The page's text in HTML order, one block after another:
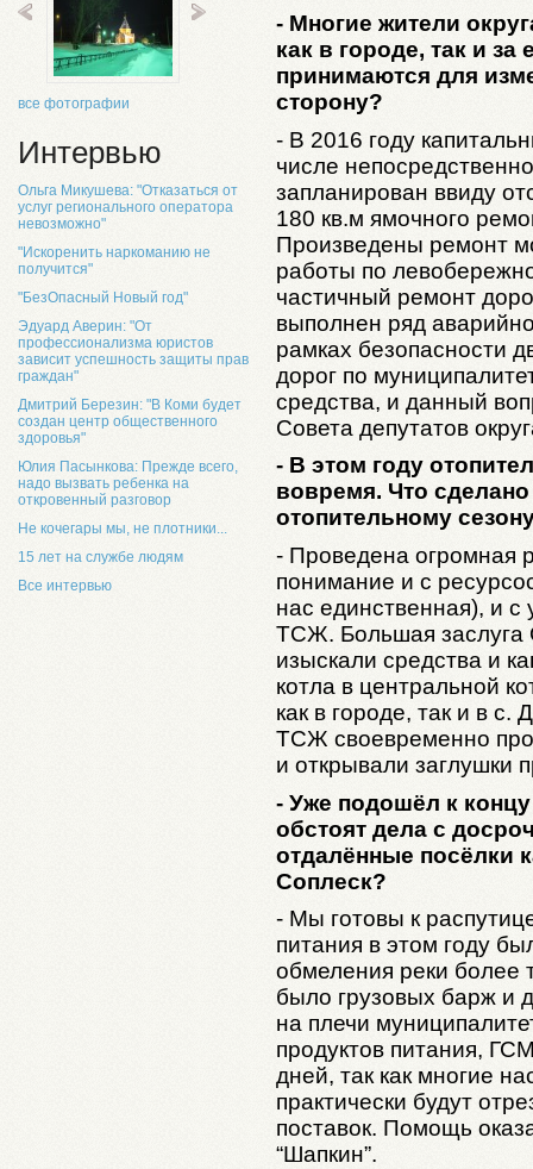
все фотографии
Интервью
Ольга Микушева: "Отказаться от
услуг регионального оператора
невозможно"
"Искоренить наркоманию не
получится"
"БезОпасный Новый год"
Эдуард Аверин: "От
профессионализма юристов
зависит успешность защиты прав
граждан"
Дмитрий Березин: "В Коми будет
создан центр общественного
здоровья"
Юлия Пасынкова: Прежде всего,
надо вызвать ребенка на
откровенный разговор
Не кочегары мы, не плотники...
15 лет на службе людям
Все интервью
- Многие жители
как в городе, так и
принимаются для
сторону?
- В 2016 году
числе
запланирован ввиду
180 кв.м ямочного
Произведены ремонт
работы по
частичный ремонт
выполнен ряд
рамках безопасности
дорог по
средства, и данный
Совета депутатов
- В этом году
вовремя. Что
отопительному
- Проведена огромная
понимание и с
нас единственная), и
ТСЖ. Большая заслуга
изыскали средства и
котла в центральной
как в городе, так и в
ТСЖ своевременно
и открывали заглушки
- Уже подошёл к
обстоят дела с
отдалённые посёлки
Соплеск?
- Мы готовы к
питания в этом году
обмеления реки более
было грузовых барж и
на плечи
продуктов питания,
дней, так как многие
практически будут
поставок. Помощь
“Шапкин”.